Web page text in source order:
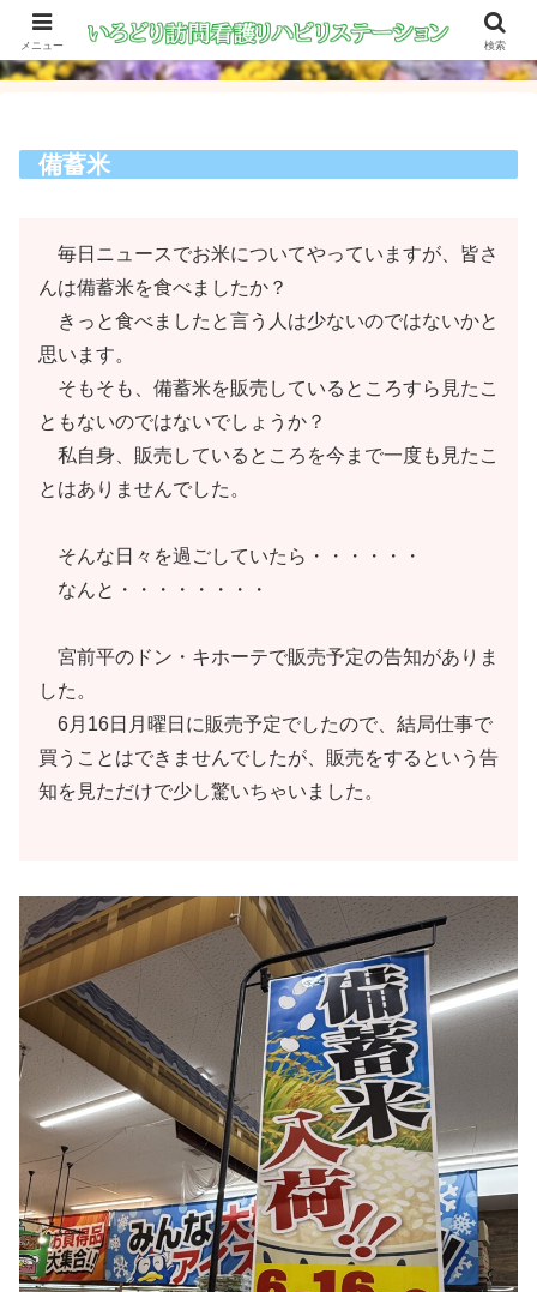
備蓄米
毎日ニュースでお米についてやっていますが、皆さ
んは備蓄米を食べましたか？
きっと食べましたと言う人は少ないのではないかと
思います。
そもそも、備蓄米を販売しているところすら見たこ
ともないのではないでしょうか？
私自身、販売しているところを今まで一度も見たこ
とはありませんでした。
そんな日々を過ごしていたら・・・・・・
なんと・・・・・・・・
宮前平のドン・キホーテで販売予定の告知がありま
した。
6月16日月曜日に販売予定でしたので、結局仕事で
買うことはできませんでしたが、販売をするという告
知を見ただけで少し驚いちゃいました。
メニュー 検索